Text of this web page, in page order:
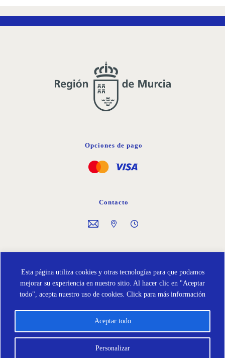
Esta página utiliza cookies y otras tecnologías para que podamos
mejorar su experiencia en nuestro sitio. Al hacer clic en "Aceptar
todo", acepta nuestro uso de cookies. Click para más información
Personalizar
Aceptar todo
Opciones de pago
Contacto
Política de Cookies
Protección de Datos
Términos y condiciones